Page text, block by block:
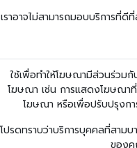
เราอาจไม่สามารถมอบบริการที่
ใช้เพื่อทำให้โฆษณามีส่วนร่วม
โฆษณา เช่น การแสดงโฆษณา
โฆษณา หรือเพื่อปรับปรุงก
โปรดทราบว่าบริการบุคคลที่สาม